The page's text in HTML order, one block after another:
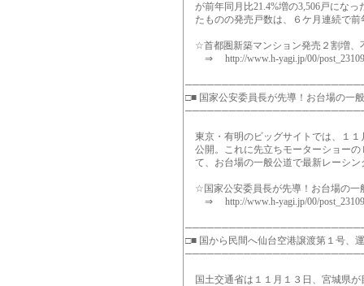
が前年同月比21.4%増の3,506戸にな
たものの発売戸数は、６ケ月連続で
☆首都圏新築マンション発売２割増、
⇒ http://www.h-yagi.jp/00/
□■ 国家公安委員長が先導！お台場の一
東京・有明のビッグサイトでは、１
公開。これに先立ちモーターショー
て、お台場の一般公道で最新レーシ
☆国家公安委員長が先導！お台場の一
⇒ http://www.h-yagi.jp/00/
□■ 国から民間へ仙台空港譲渡第１号、
国土交通省は１１月１３日、宮城県